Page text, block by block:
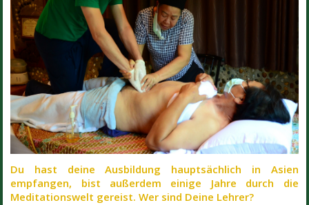
Du hast deine Ausbildung hauptsächlich in Asien
empfangen, bist außerdem einige Jahre durch die
Meditationswelt gereist. Wer sind Deine Lehrer?